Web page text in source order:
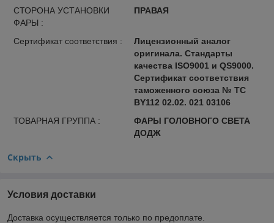
СТОРОНА УСТАНОВКИ
ФАРЫ :
ПРАВАЯ
Сертификат соответствия :
Лицензионный аналог
оригинала. Стандарты
качества ISO9001 и QS9000.
Сертификат соответствия
таможенного союза № ТС
BY112 02.02. 021 03106
ТОВАРНАЯ ГРУППА :
ФАРЫ ГОЛОВНОГО СВЕТА
ДОДЖ
Скрыть
Условия доставки
Доставка осуществляется только по предоплате.